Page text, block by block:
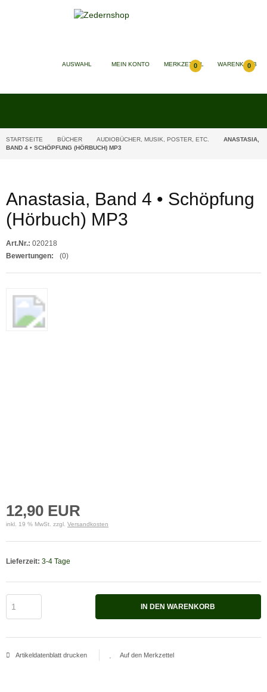
AUSWAHL MEIN KONTO 0
MERKZETTEL 0
WARENKORB
STARTSEITE BÜCHER AUDIOBÜCHER, MUSIK, POSTER, ETC.
ANASTASIA,
BAND 4 • SCHÖPFUNG (HÖRBUCH) MP3
Anastasia, Band 4 • Schöpfung
(Hörbuch) MP3
Art.Nr.: 020218
Bewertungen:
(0)
12,90 EUR
inkl. 19 % MwSt. zzgl. Versandkosten
Lieferzeit: 3-4 Tage
IN DEN WARENKORB
Artikeldatenblatt drucken